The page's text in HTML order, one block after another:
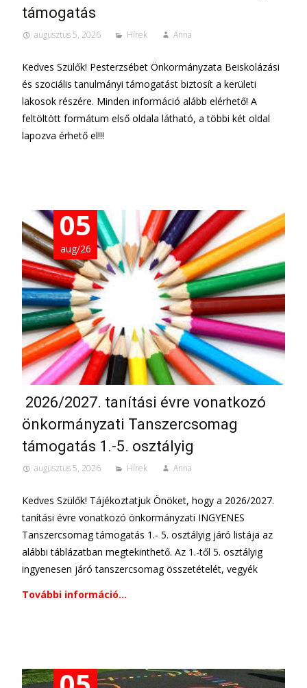
támogatás
augusztus 5, 2026 Hírek Anna
Kedves Szülők! Pesterzsébet Önkormányzata Beiskolázási
és szociális tanulmányi támogatást biztosít a kerületi
lakosok részére. Minden információ alább elérhető! A
feltöltött formátum első oldala látható, a többi két oldal
lapozva érhető el!!!
05
aug/26
2026/2027. tanítási évre vonatkozó
önkormányzati Tanszercsomag
támogatás 1.-5. osztályig
augusztus 5, 2026 Hírek Anna
Kedves Szülők! Tájékoztatjuk Önöket, hogy a 2026/2027.
tanítási évre vonatkozó önkormányzati INGYENES
Tanszercsomag támogatás 1.- 5. osztályig járó listája az
alábbi táblázatban megtekinthető. Az 1.-től 5. osztályig
ingyenesen járó tanszercsomag összetételét, vegyék
További információ…